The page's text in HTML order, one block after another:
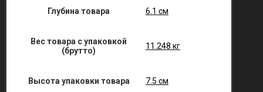
Глубина товара 6.1 см
Вес товара с упаковкой
(брутто)
11.248 кг
Высота упаковки товара 7.5 см